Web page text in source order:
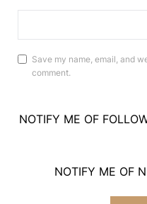
Save my name, email, and
comment.
NOTIFY ME OF
NOTIFY ME OF